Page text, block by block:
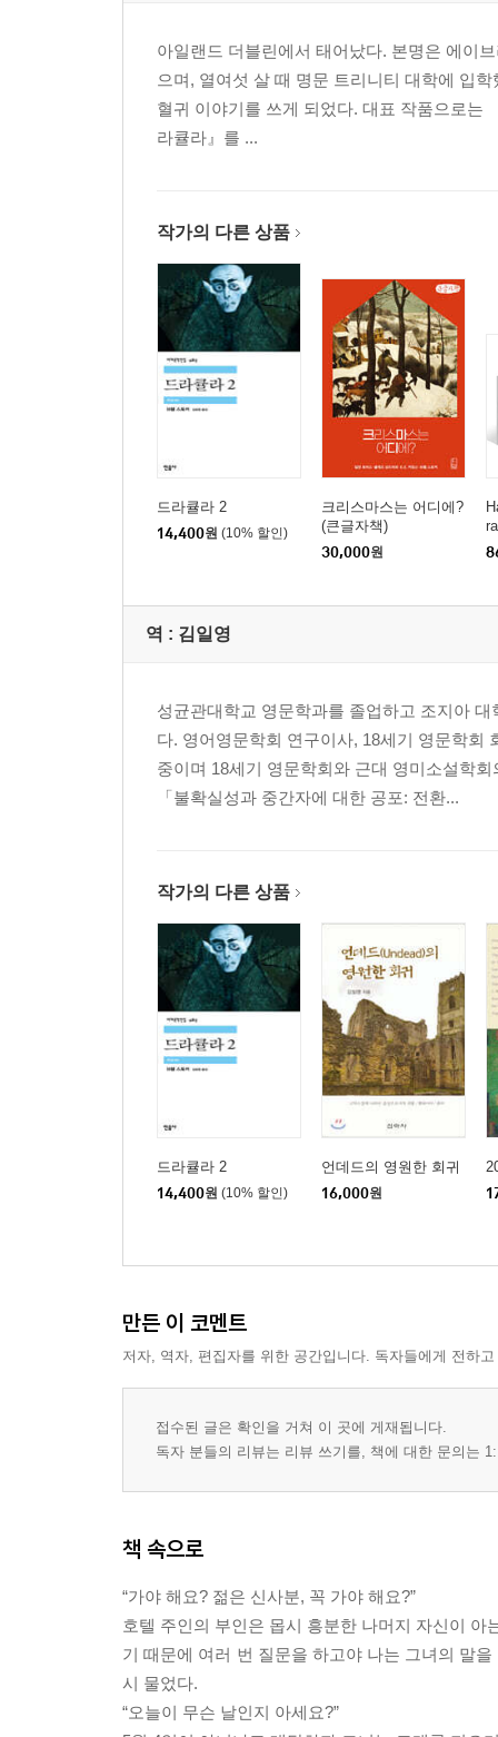
아일랜드 더블린에서 태어났다. 본명은 에이
으며, 열여섯 살 때 명문 트리니티 대학에 입
혈귀 이야기를 쓰게 되었다. 대표 작품으로는
라큘라』를 ...
작가의 다른 상품
드라큘라 2
14,400원 (10% 할인)
크리스마스는 어디에?
(큰글자책)
30,000원
역 : 김일영
성균관대학교 영문학과를 졸업하고 조지아
다. 영어영문학회 연구이사, 18세기 영문학회
중이며 18세기 영문학회와 근대 영미소설학
「불확실성과 중간자에 대한 공포: 전환...
작가의 다른 상품
드라큘라 2
14,400원 (10% 할인)
언데드의 영원한 회귀
16,000원
만든 이 코멘트
저자, 역자, 편집자를 위한 공간입니다. 독자들에게 전하
접수된 글은 확인을 거쳐 이 곳에 게재됩니다.
독자 분들의 리뷰는 리뷰 쓰기를, 책에 대한 문의는
책 속으로
“가야 해요? 젊은 신사분, 꼭 가야 해요?”
호텔 주인의 부인은 몹시 흥분한 나머지 자신이
기 때문에 여러 번 질문을 하고야 나는 그녀의 말
시 물었다.
“오늘이 무슨 날인지 아세요?”